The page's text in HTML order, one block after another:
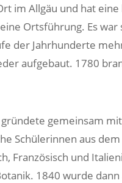
im Allgäu und hat
Ortsführung. Es
der Jahrhunderte
aufgebaut. 1780
gemeinsam
Schülerinnen aus
Französisch und
1840 wurde